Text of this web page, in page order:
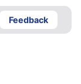
Feedback